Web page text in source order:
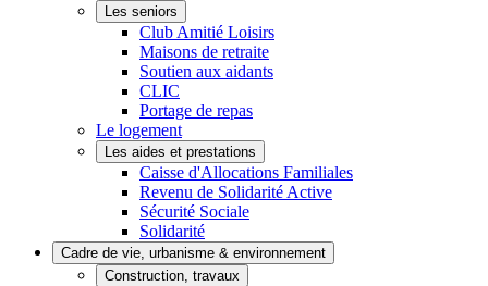
Les seniors
Club Amitié Loisirs
Maisons de retraite
Soutien aux aidants
CLIC
Portage de repas
Le logement
Les aides et prestations
Caisse d'Allocations Familiales
Revenu de Solidarité Active
Sécurité Sociale
Solidarité
Cadre de vie, urbanisme & environnement
Construction, travaux